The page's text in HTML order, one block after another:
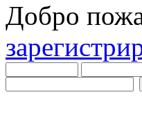
Добро